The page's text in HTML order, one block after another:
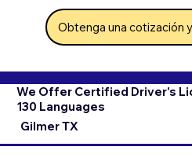
Obtenga una cotización
We Offer Certified Driver's
130 Languages
Gilmer TX